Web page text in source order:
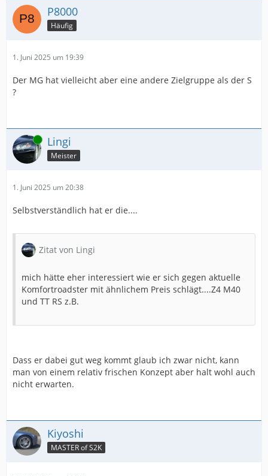
P8000
Häufig
1. Juni 2025 um 19:39
Der MG hat vielleicht aber eine andere Zielgruppe als der S
?
Online Lingi
Meister
1. Juni 2025 um 20:38
Selbstverständlich hat er die....
Zitat von Lingi
mich hätte eher interessiert wie er sich gegen aktuelle
Komfortroadster mit ähnlichem Preis schlägt....Z4 M40
und TT RS z.B.
Dass er dabei gut weg kommt glaub ich zwar nicht, kann
man von einem relativ frischen Konzept aber halt wohl auch
nicht erwarten.
Kiyoshi
MASTER of S2K